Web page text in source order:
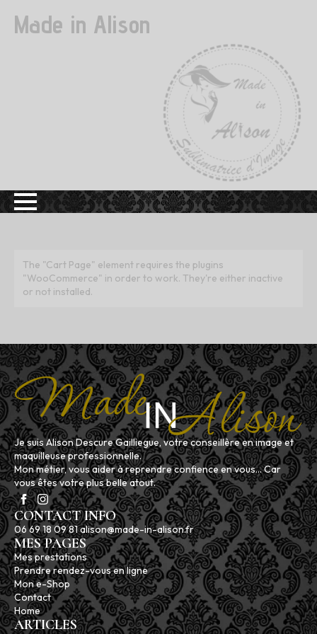
Made in Alison
The "Cart Page" element requires the plugins
"WooCommerce" in order to work. They're either inactive
or not installed.
Je suis Alison Descure Gailliegue, votre conseillère en image et
maquilleuse professionnelle.
Mon métier, vous aider à reprendre confience en vous... Car
vous êtes votre plus belle atout.
CONTACT INFO
06 69 18 09 81 alison@made-in-alison.fr
MES PAGES
Mes prestations
Prendre rendez-vous en ligne
Mon e-Shop
Contact
Home
ARTICLES